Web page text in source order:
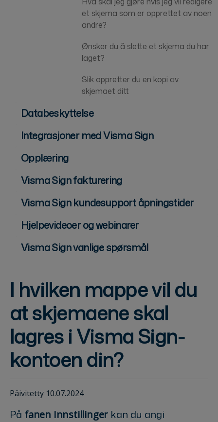
et skjema som er opprettet av noen
andre?
Ønsker du å slette et skjema du har
laget?
Slik oppretter du en kopi av
skjemaet ditt
Databeskyttelse
Integrasjoner med Visma Sign
Opplæring
Visma Sign fakturering
Visma Sign kundesupport åpningstider
Hjelpevideoer og webinarer
Visma Sign vanlige spørsmål
I hvilken mappe vil du
at skjemaene skal
lagres i Visma Sign-
kontoen din?
Päivitetty 10.07.2024
På fanen Innstillinger kan du angi